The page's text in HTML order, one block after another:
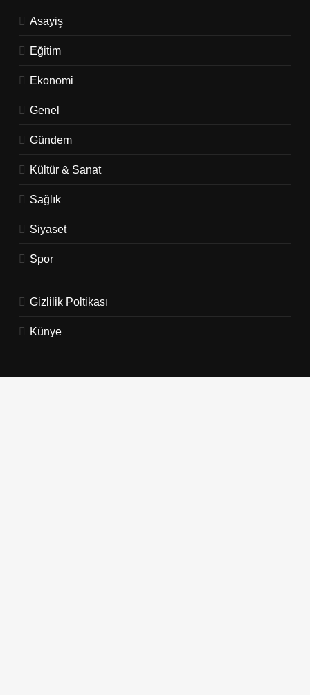
Asayiş
Eğitim
Ekonomi
Genel
Gündem
Kültür & Sanat
Sağlık
Siyaset
Spor
Gizlilik Poltikası
Künye